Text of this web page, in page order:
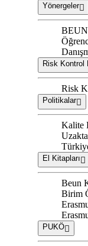
Yönergeler
BEUN
Risk Kontrol
Risk
Politikalar
Kalite
El Kitapları
Beun
Birim
PUKÖ